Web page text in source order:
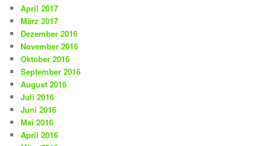
April 2017
März 2017
Dezember 2016
November 2016
Oktober 2016
September 2016
August 2016
Juli 2016
Juni 2016
Mai 2016
April 2016